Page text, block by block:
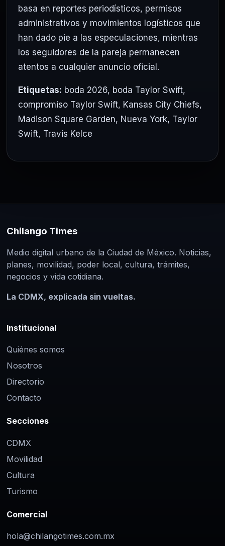
basa en reportes periodísticos, permisos
administrativos y movimientos logísticos que
han dado pie a las especulaciones, mientras
los seguidores de la pareja permanecen
atentos a cualquier anuncio oficial.
Etiquetas: boda 2026, boda Taylor Swift,
compromiso Taylor Swift, Kansas City Chiefs,
Madison Square Garden, Nueva York, Taylor
Swift, Travis Kelce
Chilango Times
Medio digital urbano de la Ciudad de México. Noticias,
planes, movilidad, poder local, cultura, trámites,
negocios y vida cotidiana.
La CDMX, explicada sin vueltas.
Institucional
Quiénes somos
Nosotros
Directorio
Contacto
Secciones
CDMX
Movilidad
Cultura
Turismo
Comercial
hola@chilangotimes.com.mx